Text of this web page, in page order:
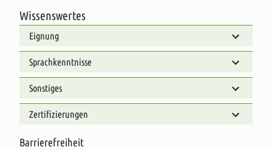
Wissenswertes
Eignung
Sprachkenntnisse
Sonstiges
Zertifizierungen
Barrierefreiheit